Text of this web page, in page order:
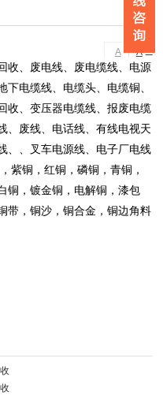
A A
收、废电线、废电缆线、电源
电缆线、电缆头、电缆铜、
收、变压器电缆线、报废电缆
、废线、电话线、有线电视天
、、叉车电源线、电子厂电线
紫铜，红铜，磷铜，青铜，
铜，镀金铜，电解铜，漆包
带，铜沙，铜合金，铜边角料